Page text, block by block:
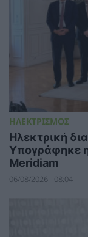
ΗΛΕΚΤΡΙΣΜΟΣ
Ηλεκτρική
Υπογράφηκε
Meridiam
06/08/2026 - 08:04